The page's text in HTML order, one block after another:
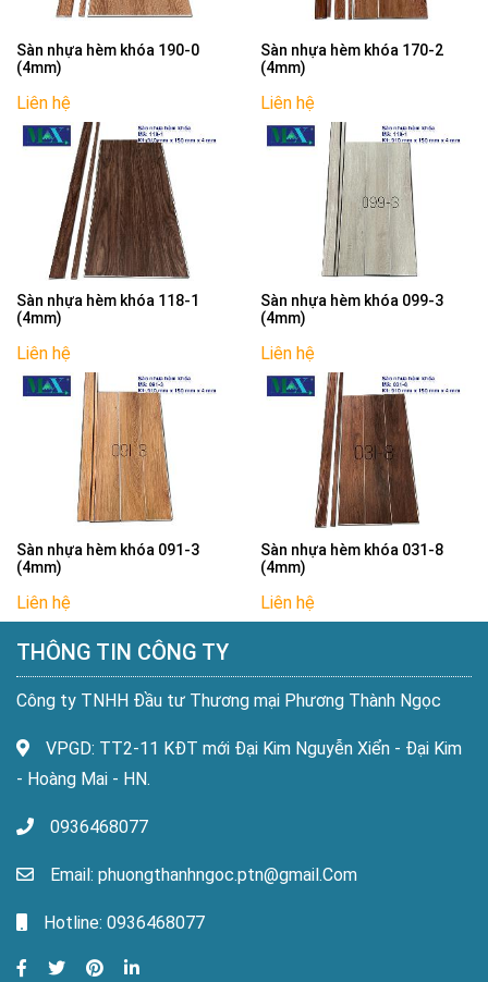
Sàn nhựa hèm khóa 190-0
(4mm)
Liên hệ
Sàn nhựa hèm khóa 170-2
(4mm)
Liên hệ
Sàn nhựa hèm khóa 118-1
(4mm)
Liên hệ
Sàn nhựa hèm khóa 099-3
(4mm)
Liên hệ
Sàn nhựa hèm khóa 091-3
(4mm)
Liên hệ
Sàn nhựa hèm khóa 031-8
(4mm)
Liên hệ
THÔNG TIN CÔNG TY
Công ty TNHH Đầu tư Thương mại Phương Thành Ngọc
VPGD: TT2-11 KĐT mới Đại Kim Nguyễn Xiển - Đại Kim
- Hoàng Mai - HN.
0936468077
Email: phuongthanhngoc.ptn@gmail.Com
Hotline: 0936468077